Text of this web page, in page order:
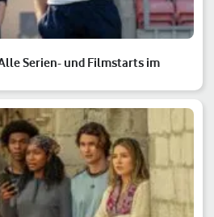
Serien- und Filmstarts im